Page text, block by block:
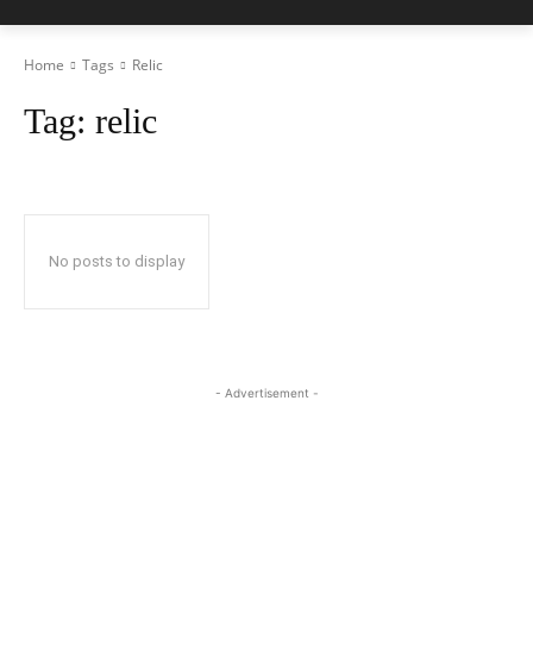
Home Tags Relic
Tag: relic
No posts to display
- Advertisement -